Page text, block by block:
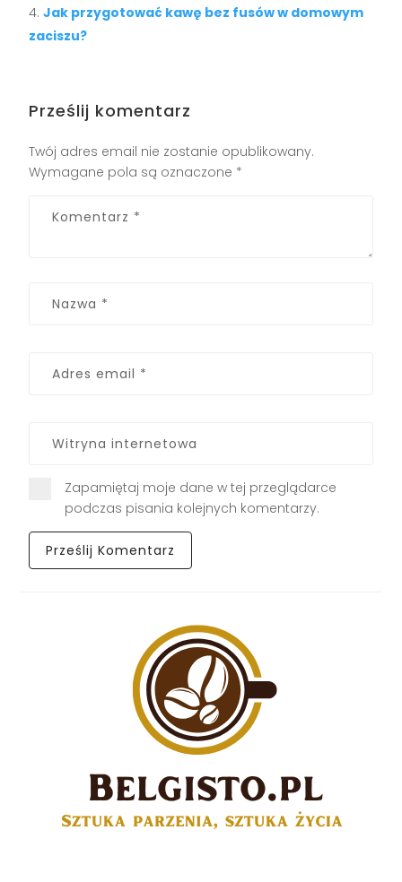
Jak przygotować kawę bez fusów w domowym
zaciszu?
Prześlij komentarz
Twój adres email nie zostanie opublikowany.
Wymagane pola są oznaczone *
Zapamiętaj moje dane w tej przeglądarce
podczas pisania kolejnych komentarzy.